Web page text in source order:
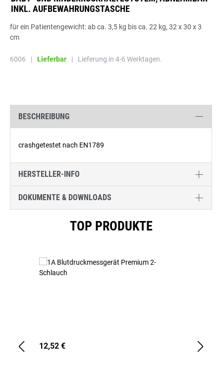
INKL. AUFBEWAHRUNGSTASCHE
für ein Patientengewicht: ab ca. 3,5 kg bis ca. 22 kg, 32 x 30 x 3
cm
6006 | Lieferbar | Lieferung in 4-6 Werktagen.
BESCHREIBUNG
crashgetestet nach EN1789
HERSTELLER-INFO
DOKUMENTE & DOWNLOADS
TOP PRODUKTE
12,52 €